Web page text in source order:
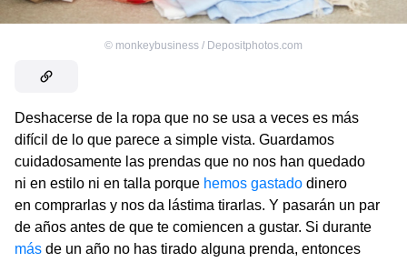
© monkeybusiness / Depositphotos.com
Deshacerse de la ropa que no se usa a veces es más
difícil de lo que parece a simple vista. Guardamos
cuidadosamente las prendas que no nos han quedado
ni en estilo ni en talla porque hemos gastado dinero
en comprarlas y nos da lástima tirarlas. Y pasarán un par
de años antes de que te comiencen a gustar. Si durante
más de un año no has tirado alguna prenda, entonces